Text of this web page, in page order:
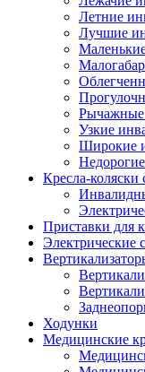
Летние
Лучшие
Рычажные
Узкие
Широкие
Кресла-коляски
Приставки для
Электрические
Ходунки
Медицинские